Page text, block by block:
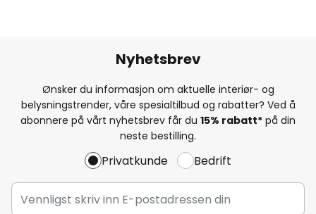
Nyhetsbrev
Ønsker du informasjon om aktuelle interiør- og
belysningstrender, våre spesialtilbud og rabatter? Ved å
abonnere på vårt nyhetsbrev får du 15% rabatt* på din
neste bestilling.
Privatkunde Bedrift